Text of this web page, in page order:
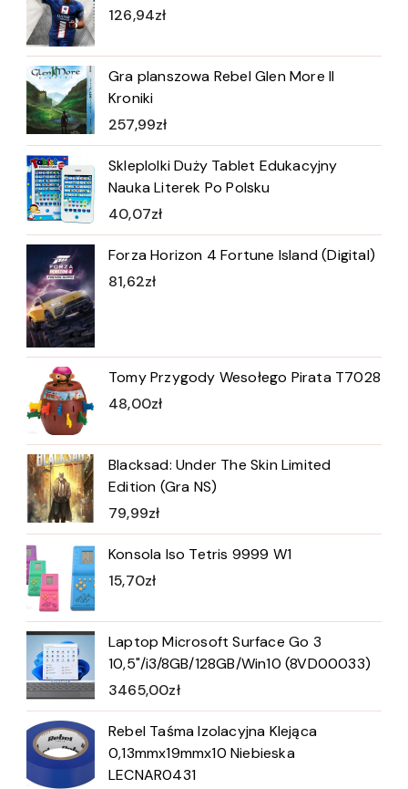
126,94zł
Gra planszowa Rebel Glen More II
Kroniki
257,99zł
Skleplolki Duży Tablet Edukacyjny
Nauka Literek Po Polsku
40,07zł
Forza Horizon 4 Fortune Island (Digital)
81,62zł
Tomy Przygody Wesołego Pirata T7028
48,00zł
Blacksad: Under The Skin Limited
Edition (Gra NS)
79,99zł
Konsola Iso Tetris 9999 W1
15,70zł
Laptop Microsoft Surface Go 3
10,5"/i3/8GB/128GB/Win10 (8VD00033)
3465,00zł
Rebel Taśma Izolacyjna Klejąca
0,13mmx19mmx10 Niebieska
LECNAR0431